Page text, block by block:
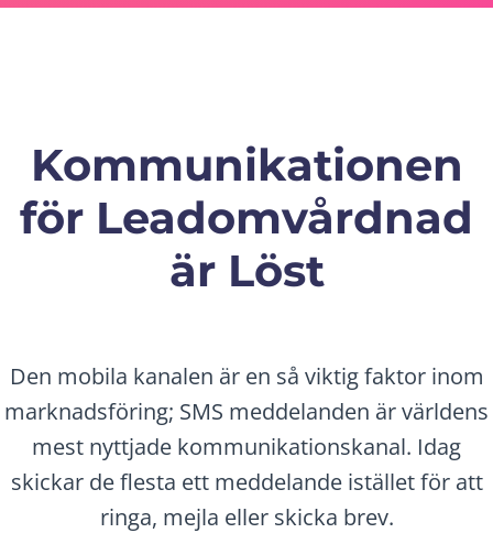
Kommunikationen
för Leadomvårdnad
är Löst
Den mobila kanalen är en så viktig faktor inom
marknadsföring; SMS meddelanden är världens
mest nyttjade kommunikationskanal. Idag
skickar de flesta ett meddelande istället för att
ringa, mejla eller skicka brev.